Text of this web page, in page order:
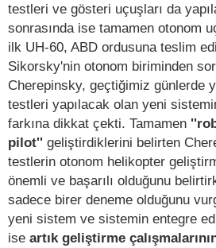
testleri ve gösteri uçuşları da
sonrasında ise tamamen otonom
ilk UH-60, ABD ordusuna teslim
Sikorsky'nin otonom biriminden
Cherepinsky, geçtiğimiz günlerde
testleri yapılacak olan yeni
farkına dikkat çekti. Tamamen
pilot'' geliştirdiklerini belirten
testlerin otonom helikopter
önemli ve başarılı olduğunu
sadece birer deneme olduğunu
yeni sistem ve sistemin entegre
ise artık geliştirme